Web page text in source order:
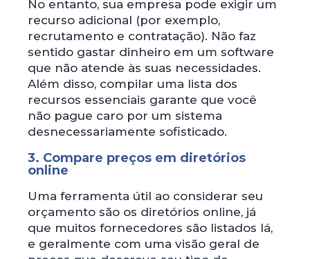
No entanto, sua empresa pode exigir um
recurso adicional (por exemplo,
recrutamento e contratação). Não faz
sentido gastar dinheiro em um software
que não atende às suas necessidades.
Além disso, compilar uma lista dos
recursos essenciais garante que você
não pague caro por um sistema
desnecessariamente sofisticado.
3. Compare preços em diretórios
online
Uma ferramenta útil ao considerar seu
orçamento são os diretórios online, já
que muitos fornecedores são listados lá,
e geralmente com uma visão geral de